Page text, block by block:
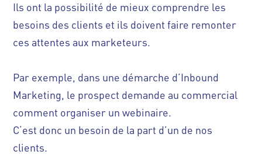
Ils ont la possibilité de mieux comprendre les
besoins des clients et ils doivent faire remonter
ces attentes aux marketeurs.
Par exemple, dans une démarche d’Inbound
Marketing, le prospect demande au commercial
comment organiser un webinaire.
C‘est donc un besoin de la part d’un de nos
clients.